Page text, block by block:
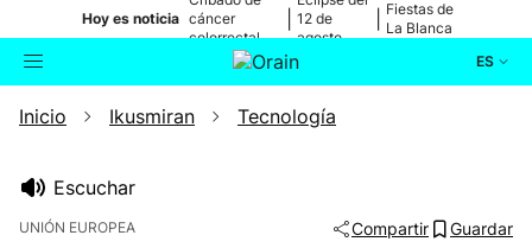
Hoy es noticia cáncer
colorrectal
12 de
agosto
Fiestas de
La Blanca
ES
Buscador Actualidad
Inicio Ikusmiran Tecnología
Escuchar
UNIÓN EUROPEA Compartir Guardar